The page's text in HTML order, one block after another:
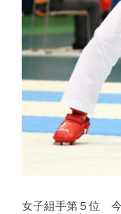
女子組手第５位 今